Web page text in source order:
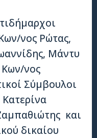
νος Ρώτας,
Μάντυ
νος
Σύμβουλοι
και
δικαίου